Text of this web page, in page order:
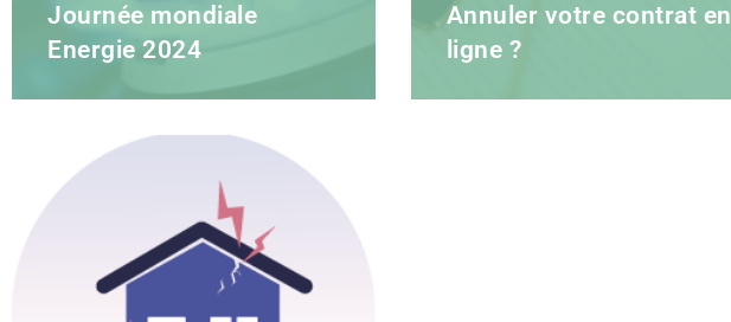
Journée mondiale
Energie 2024
Annuler votre contrat en
ligne ?